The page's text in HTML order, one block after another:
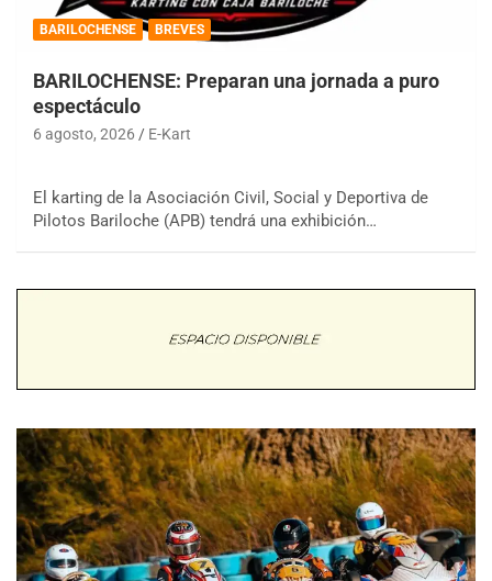
BARILOCHENSE BREVES
BARILOCHENSE: Preparan una jornada a puro
espectáculo
6 agosto, 2026 E-Kart
El karting de la Asociación Civil, Social y Deportiva de
Pilotos Bariloche (APB) tendrá una exhibición…